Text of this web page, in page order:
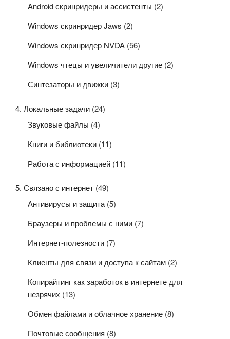
Android скринридеры и ассистенты (2)
Windows скринридер Jaws (2)
Windows скринридер NVDA (56)
Windows чтецы и увеличители другие (2)
Синтезаторы и движки (3)
4. Локальные задачи (24)
Звуковые файлы (4)
Книги и библиотеки (11)
Работа с информацией (11)
5. Связано с интернет (49)
Антивирусы и защита(5)
Браузеры и проблемы с ними (7)
Интернет-полезности (7)
Клиенты для связи и доступа к сайтам (2)
Копирайтинг как заработок в интернете для
незрячих (13)
Обмен файлами и облачное хранение (8)
Почтовые сообщения (8)